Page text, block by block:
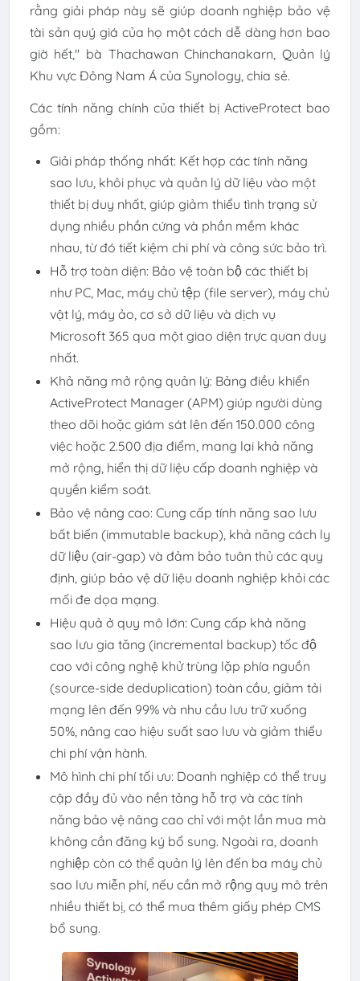
rằng giải pháp này sẽ giúp doanh nghiệp bảo vệ
tài sản quý giá của họ một cách dễ dàng hơn bao
giờ hết," bà Thachawan Chinchanakarn, Quản lý
Khu vực Đông Nam Á của Synology, chia sẻ.
Các tính năng chính của thiết bị ActiveProtect bao
gồm:
Giải pháp thống nhất: Kết hợp các tính năng
sao lưu, khôi phục và quản lý dữ liệu vào một
thiết bị duy nhất, giúp giảm thiểu tình trạng sử
dụng nhiều phần cứng và phần mềm khác
nhau, từ đó tiết kiệm chi phí và công sức bảo trì.
Hỗ trợ toàn diện: Bảo vệ toàn bộ các thiết bị
như PC, Mac, máy chủ tệp (file server), máy chủ
vật lý, máy ảo, cơ sở dữ liệu và dịch vụ
Microsoft 365 qua một giao diện trực quan duy
nhất.
Khả năng mở rộng quản lý: Bảng điều khiển
ActiveProtect Manager (APM) giúp người dùng
theo dõi hoặc giám sát lên đến 150.000 công
việc hoặc 2.500 địa điểm, mang lại khả năng
mở rộng, hiển thị dữ liệu cấp doanh nghiệp và
quyền kiểm soát.
Bảo vệ nâng cao: Cung cấp tính năng sao lưu
bất biến (immutable backup), khả năng cách ly
dữ liệu (air-gap) và đảm bảo tuân thủ các quy
định, giúp bảo vệ dữ liệu doanh nghiệp khỏi các
mối đe dọa mạng.
Hiệu quả ở quy mô lớn: Cung cấp khả năng
sao lưu gia tăng (incremental backup) tốc độ
cao với công nghệ khử trùng lặp phía nguồn
(source-side deduplication) toàn cầu, giảm tải
mạng lên đến 99% và nhu cầu lưu trữ xuống
50%, nâng cao hiệu suất sao lưu và giảm thiểu
chi phí vận hành.
Mô hình chi phí tối ưu: Doanh nghiệp có thể truy
cập đầy đủ vào nền tảng hỗ trợ và các tính
năng bảo vệ nâng cao chỉ với một lần mua mà
không cần đăng ký bổ sung. Ngoài ra, doanh
nghiệp còn có thể quản lý lên đến ba máy chủ
sao lưu miễn phí, nếu cần mở rộng quy mô trên
nhiều thiết bị, có thể mua thêm giấy phép CMS
bổ sung.